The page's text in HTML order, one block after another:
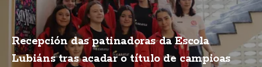
Recepción das patinadoras da Escola
Lubiáns tras acadar o título de campioas